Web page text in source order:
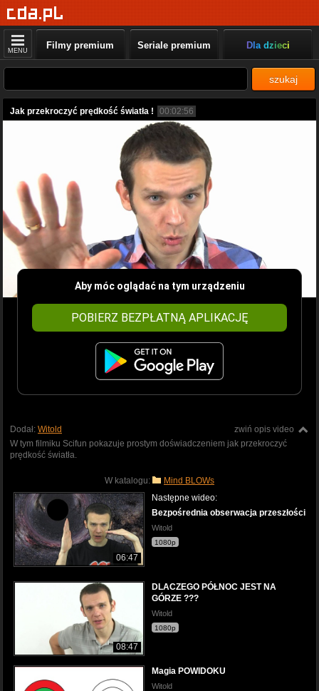
MENU Filmy premium Seriale premium Dla dzieci
szukaj
Jak przekroczyć prędkość światła ! 00:02:56
Aby móc oglądać na tym urządzeniu
POBIERZ BEZPŁATNĄ APLIKACJĘ
zwiń opis video
Dodał: Witold
W tym filmiku Scifun pokazuje prostym doświadczeniem jak przekroczyć
prędkość światła.
W katalogu: Mind BLOWs
06:47
Następne wideo:
Bezpośrednia obserwacja przeszłości
Witold
1080p
08:47
DLACZEGO PÓŁNOC JEST NA
GÓRZE ???
Witold
1080p
Magia POWIDOKU
Witold